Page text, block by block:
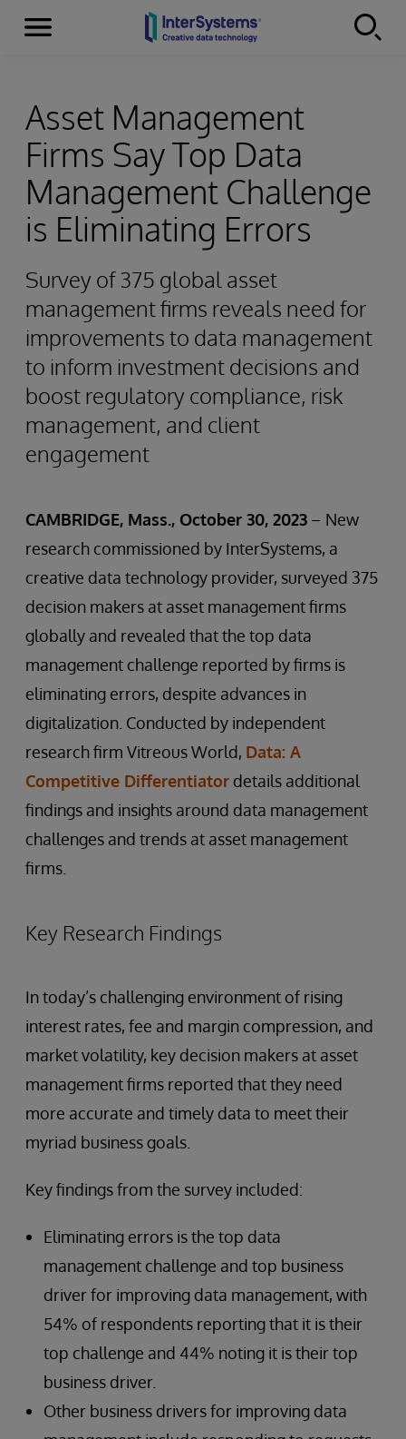
Skip to content
Menu
Asset Management
Firms Say Top Data
Management Challenge
is Eliminating Errors
Survey of 375 global asset
management firms reveals need for
improvements to data management
to inform investment decisions and
boost regulatory compliance, risk
management, and client
engagement
CAMBRIDGE, Mass., October 30, 2023 – New
research commissioned by InterSystems, a
creative data technology provider, surveyed 375
decision makers at asset management firms
globally and revealed that the top data
management challenge reported by firms is
eliminating errors, despite advances in
digitalization. Conducted by independent
research firm Vitreous World, Data: A
Competitive Differentiator details additional
findings and insights around data management
challenges and trends at asset management
firms.
Key Research Findings
In today’s challenging environment of rising
interest rates, fee and margin compression, and
market volatility, key decision makers at asset
management firms reported that they need
more accurate and timely data to meet their
myriad business goals.
Key findings from the survey included:
Eliminating errors is the top data
management challenge and top business
driver for improving data management, with
54% of respondents reporting that it is their
top challenge and 44% noting it is their top
business driver.
Other business drivers for improving data